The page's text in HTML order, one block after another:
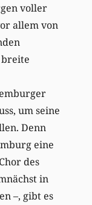
voller
allem von
um seine
Denn
eine
des
in
–, gibt es